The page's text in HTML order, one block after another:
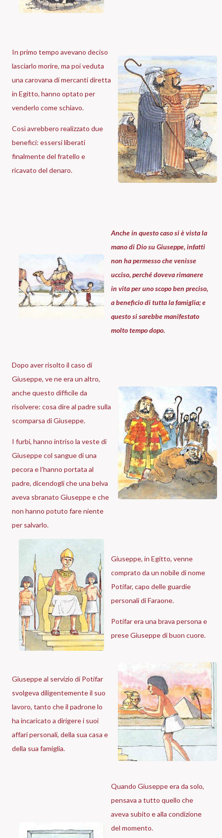
In primo tempo avevano deciso
lasciarlo morire, ma poi veduta
una carovana di mercanti diretta
in Egitto, hanno optato per
venderlo come schiavo.
Così avrebbero realizzato due
benefici: essersi liberati
finalmente del fratello e
ricavato del denaro.
Anche in questo caso si è vista la
mano di Dio su Giuseppe, infatti
non ha permesso che venisse
ucciso, perché doveva rimanere
in vita per uno scopo ben preciso,
a beneficio di tutta la famiglia; e
questo si sarebbe manifestato
molto tempo dopo.
Dopo aver risolto il caso di
Giuseppe, ve ne era un altro,
anche questo difficile da
risolvere: cosa dire al padre sulla
scomparsa di Giuseppe.
I furbi, hanno intriso la veste di
Giuseppe col sangue di una
pecora e l’hanno portata al
padre, dicendogli che una belva
aveva sbranato Giuseppe e che
non hanno potuto fare niente
per salvarlo.
Giuseppe, in Egitto, venne
comprato da un nobile di nome
Potifar, capo delle guardie
personali di Faraone.
Potifar era una brava persona e
prese Giuseppe di buon cuore.
Giuseppe al servizio di Potifar
svolgeva diligentemente il suo
lavoro, tanto che il padrone lo
ha incaricato a dirigere i suoi
affari personali, della sua casa e
della sua famiglia.
Quando Giuseppe era da solo,
pensava a tutto quello che
aveva subito e alla condizione
del momento.